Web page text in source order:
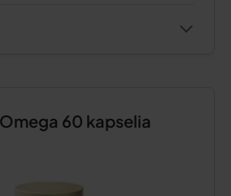
60 kapselia